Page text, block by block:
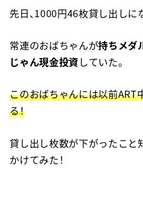
先日、1000円46枚貸し出しに
常連のおばちゃんが持ちメダ
じゃん現金投資していた。
このおばちゃんには以前ART
る！
貸し出し枚数が下がったこと
かけてみた！